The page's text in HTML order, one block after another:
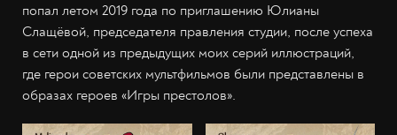
попал летом 2019 года по приглашению Юлианы
Слащёвой, председателя правления студии, после успеха
в сети одной из предыдущих моих серий иллюстраций,
где герои советских мультфильмов были представлены в
образах героев «Игры престолов».